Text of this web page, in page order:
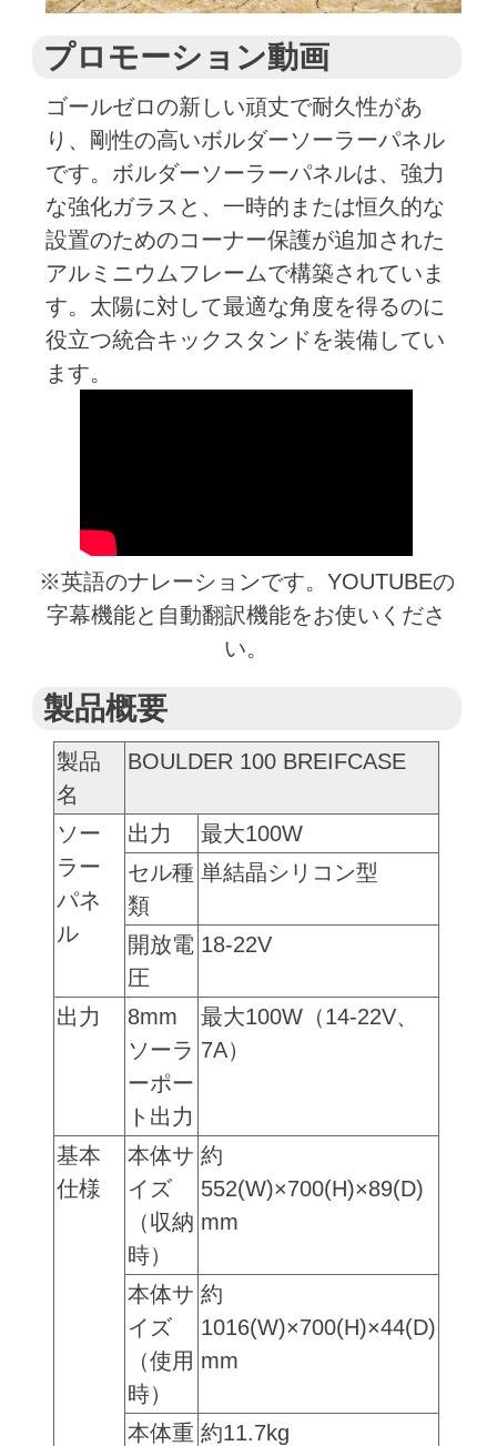
プロモーション動画
ゴールゼロの新しい頑丈で耐久性があ
り、剛性の高いボルダーソーラーパネル
です。ボルダーソーラーパネルは、強力
な強化ガラスと、一時的または恒久的な
設置のためのコーナー保護が追加された
アルミニウムフレームで構築されていま
す。太陽に対して最適な角度を得るのに
役立つ統合キックスタンドを装備してい
ます。
※英語のナレーションです。YOUTUBEの
字幕機能と自動翻訳機能をお使いくださ
い。
製品概要
製品
名
BOULDER 100 BREIFCASE
ソー
ラー
パネ
ル
出力
最大100W
セル種
類
単結晶シリコン型
開放電
圧
18-22V
出力
8mm
ソーラ
ーポー
ト出力
最大100W（14-22V、
7A）
基本
仕様
本体サ
イズ
（収納
時）
約
552(W)×700(H)×89(D)
mm
本体サ
イズ
（使用
時）
約
1016(W)×700(H)×44(D)
mm
本体重 約11.7kg